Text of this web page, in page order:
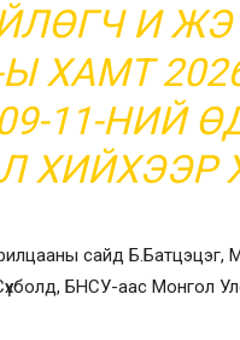
И
Ы ХАМТ
11-НИЙ
ХИЙХЭЭР
сайд
БНСУ-аас Монгол